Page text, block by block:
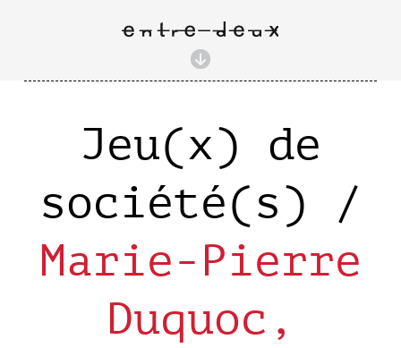
Jeu(x) de
société(s) /
Marie-Pierre
Duquoc,